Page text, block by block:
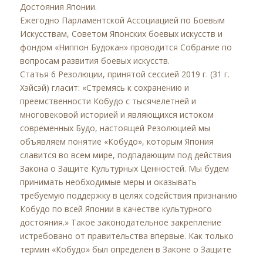
Достояния Японии.
Ежегодно Парламентской Ассоциацией по Боевым
Искусствам, Советом Японских боевых искусств и
фондом «Ниппон Будокан» проводится Собрание по
вопросам развития боевых искусств.
Статья 6 Резолюции, принятой сессией 2019 г. (31 г.
Хэйсэй) гласит: «Стремясь к сохранению и
преемственности Кобудо с тысячелетней и
многовековой историей и являющихся истоком
современных Будо, настоящей Резолюцией мы
объявляем понятие «Кобудо», которым Япония
славится во всем мире, подпадающим под действия
Закона о Защите Культурных Ценностей. Мы будем
принимать необходимые меры и оказывать
требуемую поддержку в целях содействия признанию
Кобудо по всей Японии в качестве культурного
достояния.» Такое законодательное закрепление
истребовано от правительства впервые. Как только
термин «Кобудо» был определён в Законе о Защите